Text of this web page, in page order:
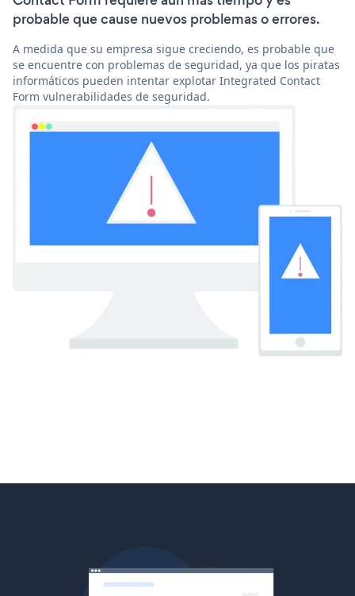
probable que cause nuevos problemas o errores.
A medida que su empresa sigue creciendo, es probable que
se encuentre con problemas de seguridad, ya que los piratas
informáticos pueden intentar explotar Integrated Contact
Form vulnerabilidades de seguridad.